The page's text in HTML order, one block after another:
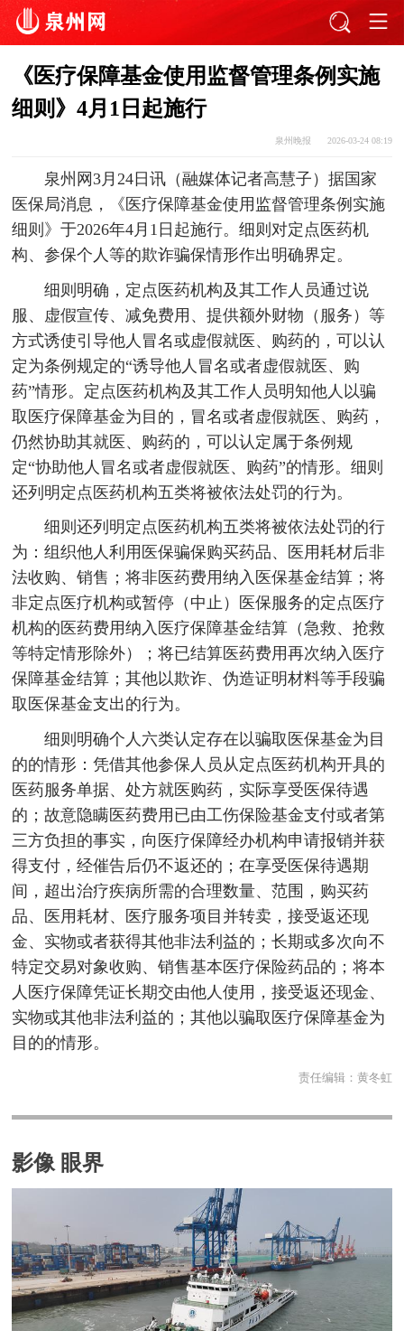
《医疗保障基金使用监督管理条例实施
细则》4月1日起施行
泉州晚报 2026-03-24 08:19
泉州网3月24日讯（融媒体记者高慧子）据国家
医保局消息，《医疗保障基金使用监督管理条例实施
细则》于2026年4月1日起施行。细则对定点医药机
构、参保个人等的欺诈骗保情形作出明确界定。
细则明确，定点医药机构及其工作人员通过说
服、虚假宣传、减免费用、提供额外财物（服务）等
方式诱使引导他人冒名或虚假就医、购药的，可以认
定为条例规定的“诱导他人冒名或者虚假就医、购
药”情形。定点医药机构及其工作人员明知他人以骗
取医疗保障基金为目的，冒名或者虚假就医、购药，
仍然协助其就医、购药的，可以认定属于条例规
定“协助他人冒名或者虚假就医、购药”的情形。细则
还列明定点医药机构五类将被依法处罚的行为。
细则还列明定点医药机构五类将被依法处罚的行
为：组织他人利用医保骗保购买药品、医用耗材后非
法收购、销售；将非医药费用纳入医保基金结算；将
非定点医疗机构或暂停（中止）医保服务的定点医疗
机构的医药费用纳入医疗保障基金结算（急救、抢救
等特定情形除外）；将已结算医药费用再次纳入医疗
保障基金结算；其他以欺诈、伪造证明材料等手段骗
取医保基金支出的行为。
细则明确个人六类认定存在以骗取医保基金为目
的的情形：凭借其他参保人员从定点医药机构开具的
医药服务单据、处方就医购药，实际享受医保待遇
的；故意隐瞒医药费用已由工伤保险基金支付或者第
三方负担的事实，向医疗保障经办机构申请报销并获
得支付，经催告后仍不返还的；在享受医保待遇期
间，超出治疗疾病所需的合理数量、范围，购买药
品、医用耗材、医疗服务项目并转卖，接受返还现
金、实物或者获得其他非法利益的；长期或多次向不
特定交易对象收购、销售基本医疗保险药品的；将本
人医疗保障凭证长期交由他人使用，接受返还现金、
实物或其他非法利益的；其他以骗取医疗保障基金为
目的的情形。
责任编辑： 黄冬虹
影像 眼界